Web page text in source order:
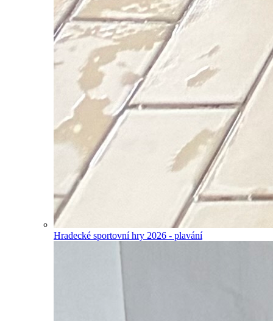
Hradecké sportovní hry 2026 - plavání